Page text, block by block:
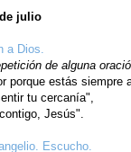
julio
a Dios.
de alguna
estás siempre a
tu cercanía",
Jesús".
Escucho.